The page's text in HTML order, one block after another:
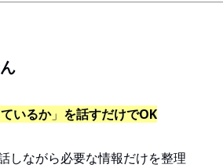
いるか」 を話すだけでOK
しながら必要な情報だけを整理